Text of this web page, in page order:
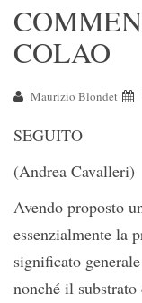
COLAO
Maurizio Blondet
SEGUITO
(Andrea Cavalleri)
Avendo proposto
essenzialmente la
significato
nonché il